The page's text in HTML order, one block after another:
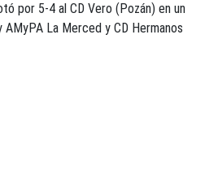
por 5-4 al CD Vero (Pozán) en un
La Merced y CD Hermanos